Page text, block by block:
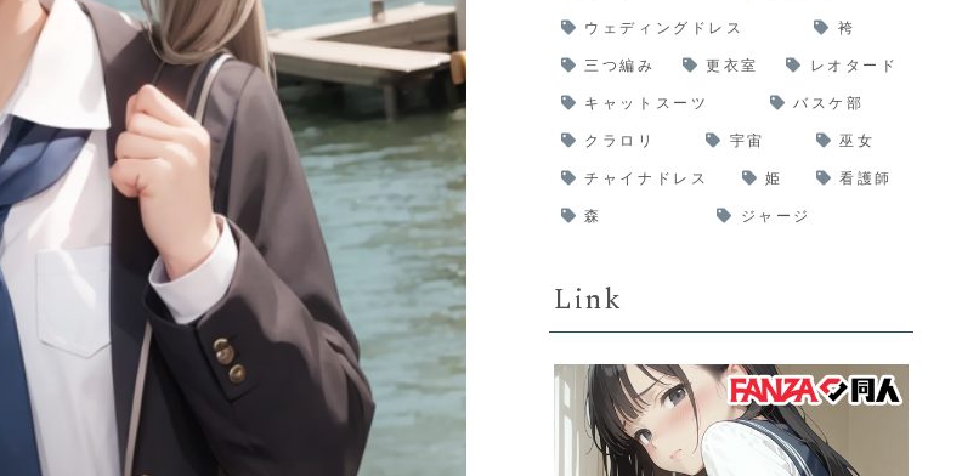
ウェディングドレス 袴
三つ編み 更衣室 レオタード
キャットスーツ バスケ部
クラロリ 宇宙 巫女
チャイナドレス 姫 看護師
森 ジャージ
Link